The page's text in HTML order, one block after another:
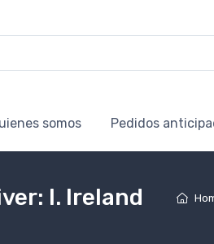
somos Pedidos
I. Ireland